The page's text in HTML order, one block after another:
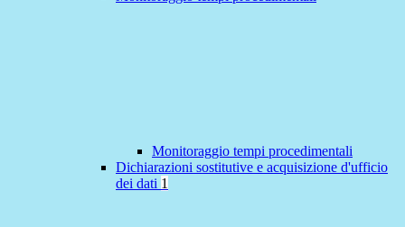
Monitoraggio tempi procedimentali
Dichiarazioni sostitutive e acquisizione d'ufficio
dei dati 1